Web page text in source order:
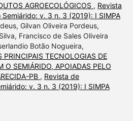
AGROECOLÓGICOS , Revista
v. 3 n. 3 (2019): I SIMPA
Gilvan Oliveira Pordeus,
Francisco de Sales Oliveira
Botão Nogueira,
PRINCIPAIS TECNOLOGIAS DE
O SEMIÁRIDO, APOIADAS PELO
PB , Revista de
v. 3 n. 3 (2019): I SIMPA